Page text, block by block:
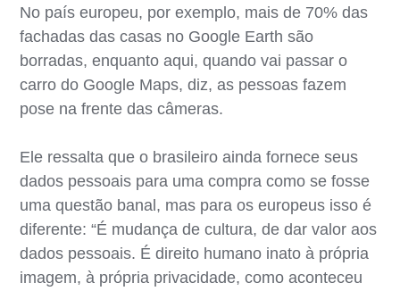
No país europeu, por exemplo, mais de 70% das
fachadas das casas no Google Earth são
borradas, enquanto aqui, quando vai passar o
carro do Google Maps, diz, as pessoas fazem
pose na frente das câmeras.
Ele ressalta que o brasileiro ainda fornece seus
dados pessoais para uma compra como se fosse
uma questão banal, mas para os europeus isso é
diferente: “É mudança de cultura, de dar valor aos
dados pessoais. É direito humano inato à própria
imagem, à própria privacidade, como aconteceu